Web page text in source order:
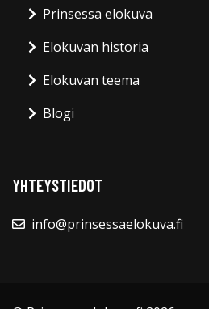
Prinsessa elokuva
Elokuvan historia
Elokuvan teema
Blogi
YHTEYSTIEDOT
info@prinsessaelokuva.fi